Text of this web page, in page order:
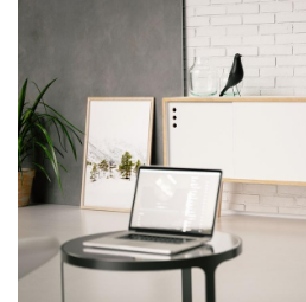
HEGEL
HD30 High-end